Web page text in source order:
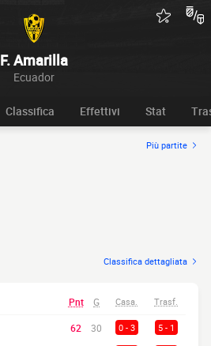
F. Amarilla
Ecuador
Classifica Effettivi Stat
Più partite
Classifica dettagliata
Pnt G Casa. Trasf.
62 30 0 - 3 5 - 1